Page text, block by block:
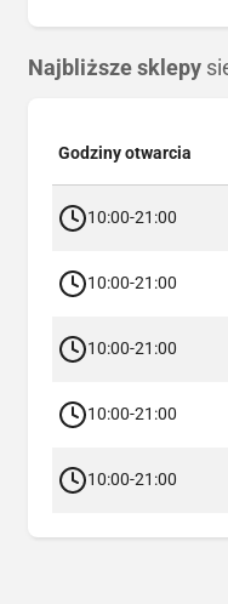
Najbliższe sklepy
Godziny otwarcia
10:00-21:00
10:00-21:00
10:00-21:00
10:00-21:00
10:00-21:00